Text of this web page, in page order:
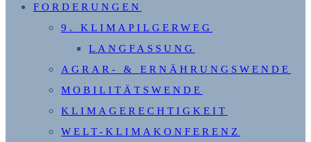
FORDERUNGEN
9. KLIMAPILGERWEG
LANGFASSUNG
AGRAR- & ERNÄHRUNGSWENDE
MOBILITÄTSWENDE
KLIMAGERECHTIGKEIT
WELT-KLIMAKONFERENZ